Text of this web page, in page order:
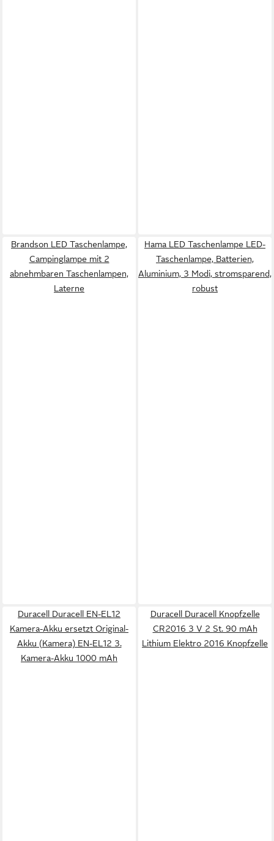
Brandson LED Taschenlampe,
Campinglampe mit 2
abnehmbaren Taschenlampen,
Laterne
Hama LED Taschenlampe LED-
Taschenlampe, Batterien,
Aluminium, 3 Modi, stromsparend,
robust
Duracell Duracell EN-EL12
Kamera-Akku ersetzt Original-
Akku (Kamera) EN-EL12 3.
Kamera-Akku 1000 mAh
Duracell Duracell Knopfzelle
CR2016 3 V 2 St. 90 mAh
Lithium Elektro 2016 Knopfzelle